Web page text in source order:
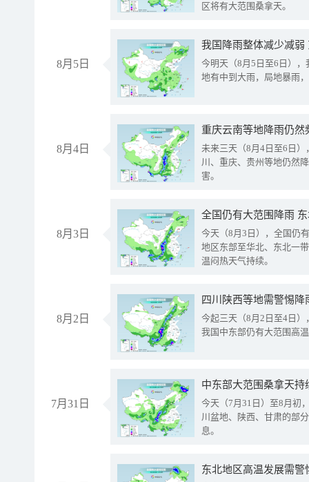
区将有大范围桑拿天。
8月5日
我国降雨整体减少减弱
今明天（8月5日至6日）
地有中到大雨，局地暴雨
8月4日
重庆云南等地降雨仍然
未来三天（8月4日至6日
川、重庆、贵州等地仍然
害。
8月3日
全国仍有大范围降雨
今天（8月3日），全国仍
地区东部至华北、东北一
温闷热天气持续。
8月2日
今起三天（8月2日至4日
我国中东部仍有大范围高
7月31日
中东部大范围桑拿天
今天（7月31日）至8月初
川盆地、陕西、甘肃的部
息。
东北地区高温发展需